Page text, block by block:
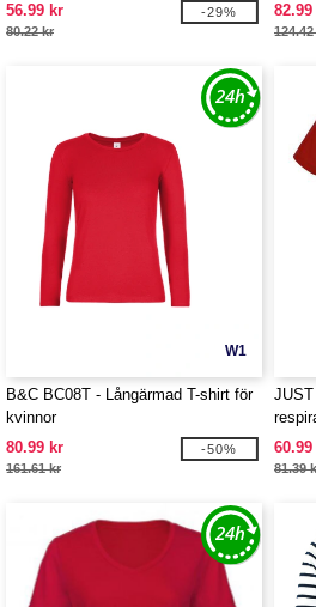
56.99 kr
80.22 kr
-29%
W1
B&C BC08T - Långärmad T-shirt för
kvinnor
80.99 kr
161.61 kr
-50%
81.39